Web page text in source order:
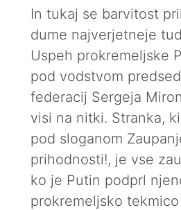
In tukaj se barvitost
dume najverjetneje
Uspeh prokremeljske
pod vodstvom
federacij Sergeja
visi na nitki. Stranka,
pod sloganom
prihodnosti!, je vse
ko je Putin podprl
prokremeljsko